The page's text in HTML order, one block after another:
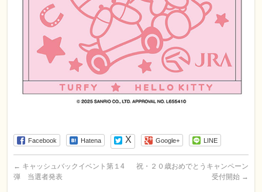
Facebook Hatena Google+ LINE
← キャッシュバックイベント第１4
弾 当選者発表
祝・２０歳おめでとうキャンペーン
受付開始 →